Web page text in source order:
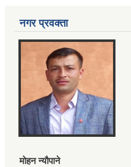
नगर प्रवक्ता
मोहन न्यौपाने